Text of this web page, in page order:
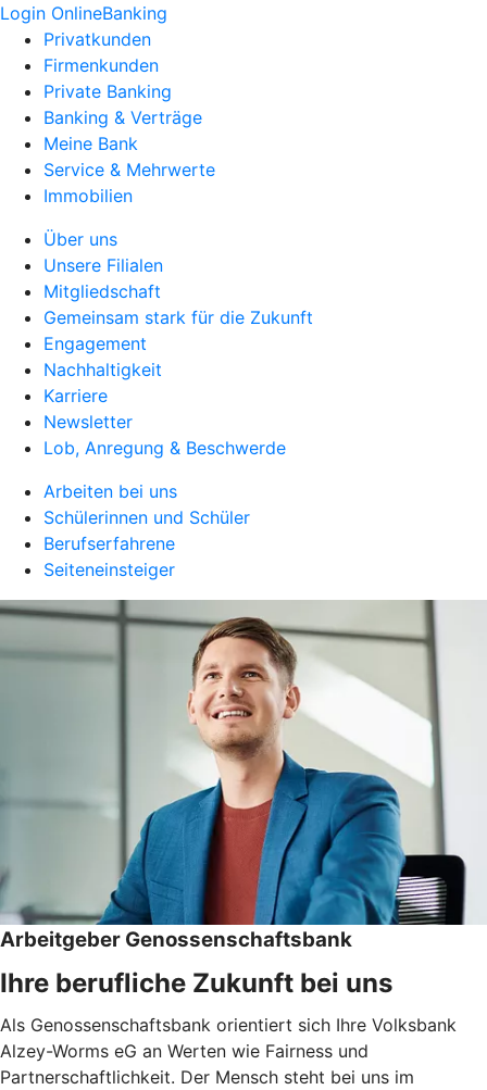
Login OnlineBanking
Privatkunden
Firmenkunden
Private Banking
Banking & Verträge
Meine Bank
Service & Mehrwerte
Immobilien
Über uns
Unsere Filialen
Mitgliedschaft
Gemeinsam stark für die Zukunft
Engagement
Nachhaltigkeit
Karriere
Newsletter
Lob, Anregung & Beschwerde
Arbeiten bei uns
Schülerinnen und Schüler
Berufserfahrene
Seiteneinsteiger
Arbeitgeber Genossenschaftsbank
Ihre berufliche Zukunft bei uns
Als Genossenschaftsbank orientiert sich Ihre Volksbank
Alzey-Worms eG an Werten wie Fairness und
Partnerschaftlichkeit. Der Mensch steht bei uns im